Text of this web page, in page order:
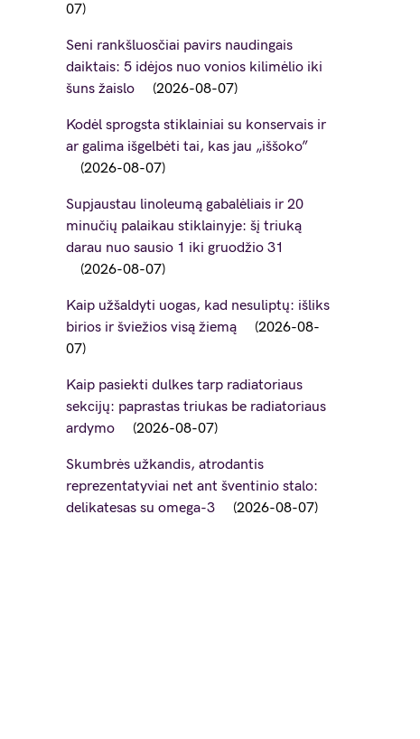
07
Seni rankšluosčiai pavirs naudingais
daiktais: 5 idėjos nuo vonios kilimėlio iki
šuns žaislo
2026-08-07
Kodėl sprogsta stiklainiai su konservais ir
ar galima išgelbėti tai, kas jau „iššoko”
2026-08-07
Supjaustau linoleumą gabalėliais ir 20
minučių palaikau stiklainyje: šį triuką
darau nuo sausio 1 iki gruodžio 31
2026-08-07
Kaip užšaldyti uogas, kad nesuliptų: išliks
birios ir šviežios visą žiemą
2026-08-
07
Kaip pasiekti dulkes tarp radiatoriaus
sekcijų: paprastas triukas be radiatoriaus
ardymo
2026-08-07
Skumbrės užkandis, atrodantis
reprezentatyviai net ant šventinio stalo:
delikatesas su omega-3
2026-08-07